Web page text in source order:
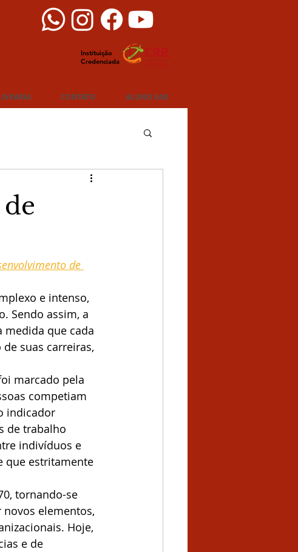
Instituição
Credenciada
CONTATO ALUNO EAD
de
e intenso,
Sendo assim, a
que cada
suas carreiras,
marcado pela
competiam
indicador
de trabalho
indivíduos e
que estritamente
tornando-se
elementos,
Hoje,
e de